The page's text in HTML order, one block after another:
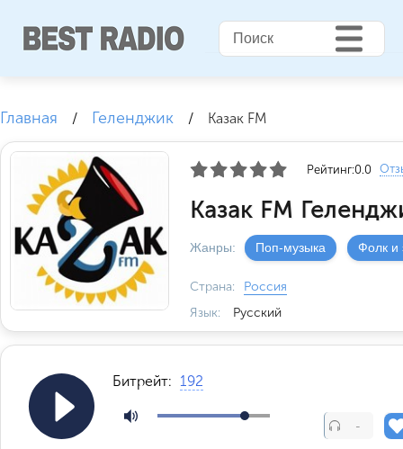
Главная / Геленджик / Казак FM
Рейтинг:0.0
Казак FM
Жанры: Поп-музыка Фолк и
Страна:
Россия
Язык:
Русский
Битрейт: 192
-